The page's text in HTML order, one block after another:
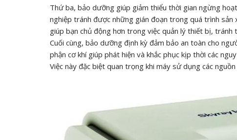
Thứ ba, bảo dưỡng giúp giảm thiểu thời gian ngừng
nghiệp tránh được những gián đoạn trong quá trình
giúp bạn chủ động hơn trong việc quản lý thiết bị,
Cuối cùng, bảo dưỡng định kỳ đảm bảo an toàn cho
phận cơ khí giúp phát hiện và khắc phục kịp thời các
Việc này đặc biệt quan trọng khi máy sử dụng các